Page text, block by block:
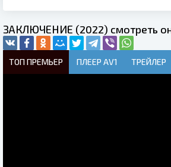
ЗАКЛЮЧЕНИЕ (2022) смотреть
ТОП ПРЕМЬЕР ПЛЕЕР AV1 ТРЕЙЛЕР